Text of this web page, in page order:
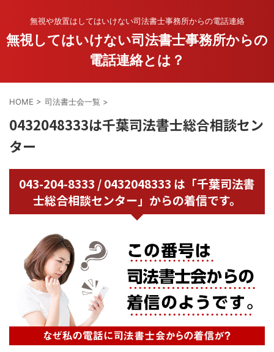
無視や放置はしてはいけない司法書士事務所からの電話連絡
無視してはいけない司法書士事務所からの
電話連絡とは？
HOME > 司法書士会一覧 >
0432048333は千葉司法書士総合相談セン
ター
043-204-8333 / 0432048333 は「千葉司法書
士総合相談センター」からの着信です。